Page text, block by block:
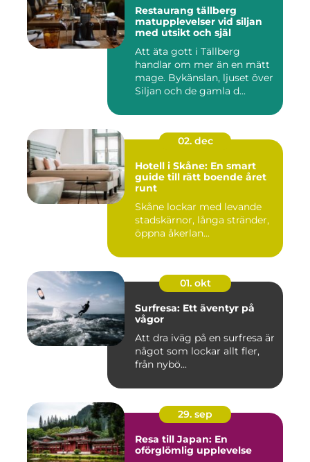
Restaurang tällberg
matupplevelser vid siljan
med utsikt och själ
Att äta gott i Tällberg
handlar om mer än en mätt
mage. Bykänslan, ljuset över
Siljan och de gamla d...
02. dec
Hotell i Skåne: En smart
guide till rätt boende året
runt
Skåne lockar med levande
stadskärnor, långa stränder,
öppna åkerlan...
01. okt
Surfresa: Ett äventyr på
vågor
Att dra iväg på en surfresa är
något som lockar allt fler,
från nybö...
29. sep
Resa till Japan: En
oförglömlig upplevelse